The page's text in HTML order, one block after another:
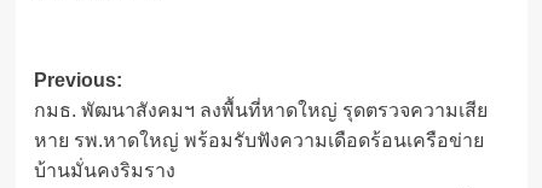
Post
navigation
Previous:
กมธ. พัฒนาสังคมฯ ลงพื้นที่หาดใหญ่ รุดตรวจความเสีย
หาย รพ.หาดใหญ่ พร้อมรับฟังความเดือดร้อนเครือข่าย
บ้านมั่นคงริมราง